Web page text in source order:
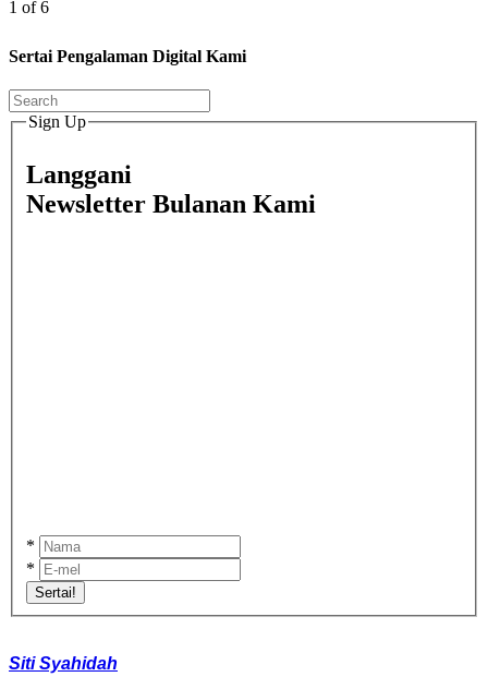
1 of 6
Sertai Pengalaman Digital Kami
Sign Up
Langgani
Newsletter Bulanan Kami
*
*
Sertai!
Siti Syahidah